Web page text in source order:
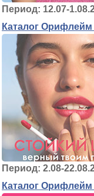
Период: 12.07-
Каталог Орифлейм
Период: 2.08-
Каталог Орифлейм